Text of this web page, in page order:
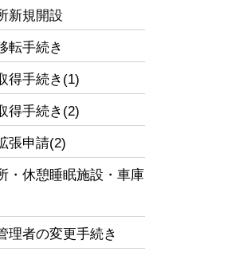
新規開設
転手続き
得手続き(1)
得手続き(2)
張申請(2)
・休憩睡眠施設・車庫
理者の変更手続き